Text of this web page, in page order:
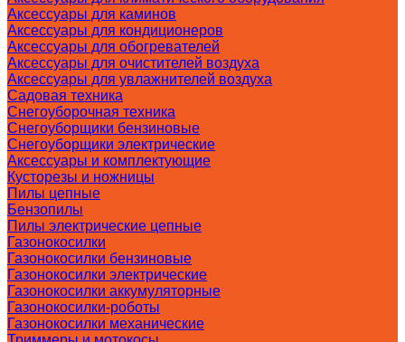
Аксессуары для каминов
Аксессуары для кондиционеров
Аксессуары для обогревателей
Аксессуары для очистителей воздуха
Аксессуары для увлажнителей воздуха
Садовая техника
Снегоуборочная техника
Снегоуборщики бензиновые
Снегоуборщики электрические
Аксессуары и комплектующие
Кусторезы и ножницы
Пилы цепные
Бензопилы
Пилы электрические цепные
Газонокосилки
Газонокосилки бензиновые
Газонокосилки электрические
Газонокосилки аккумуляторные
Газонокосилки-роботы
Газонокосилки механические